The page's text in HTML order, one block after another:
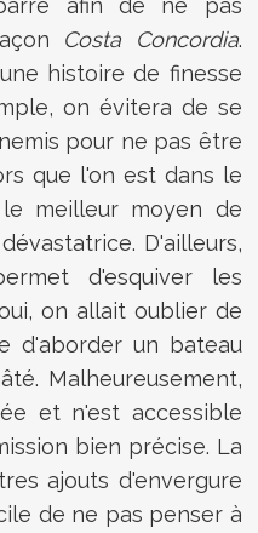
afin de ne pas
Costa Concordia.
histoire de finesse
on évitera de se
pour ne pas être
que l'on est dans le
meilleur moyen de
D'ailleurs,
d'esquiver les
on allait oublier de
d'aborder un bateau
Malheureusement,
et n'est accessible
bien précise. La
ajouts d'envergure
de ne pas penser à